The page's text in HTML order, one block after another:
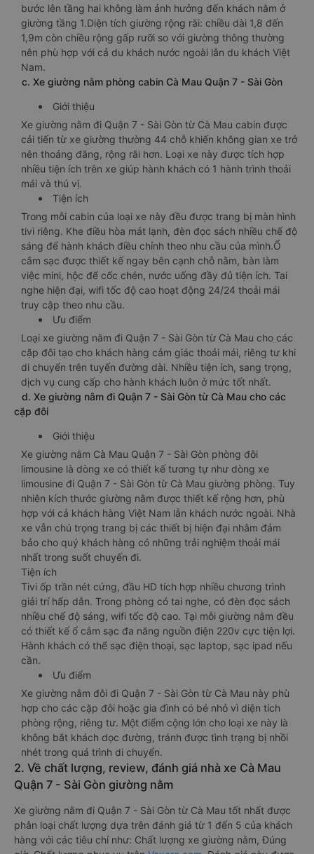
bước lên tầng hai không làm ảnh hưởng đến khách nằm ở
giường tầng 1.Diện tích giường rộng rãi: chiều dài 1,8 đến
1,9m còn chiều rộng gấp rưỡi so với giường thông thường
nên phù hợp với cả du khách nước ngoài lẫn du khách Việt
Nam.
c. Xe giường nằm phòng cabin Cà Mau Quận 7 - Sài Gòn
Giới thiệu
Xe giường nằm đi Quận 7 - Sài Gòn từ Cà Mau cabin được
cải tiến từ xe giường thường 44 chỗ khiến không gian xe trở
nên thoáng đãng, rộng rãi hơn. Loại xe này được tích hợp
nhiều tiện ích trên xe giúp hành khách có 1 hành trình thoải
mái và thú vị.
Tiện ích
Trong mỗi cabin của loại xe này đều được trang bị màn hình
tivi riêng. Khe điều hòa mát lạnh, đèn đọc sách nhiều chế độ
sáng để hành khách điều chỉnh theo nhu cầu của mình.Ổ
cắm sạc được thiết kế ngay bên cạnh chỗ nằm, bàn làm
việc mini, hộc để cốc chén, nước uống đầy đủ tiện ích. Tai
nghe hiện đại, wifi tốc độ cao hoạt động 24/24 thoải mái
truy cập theo nhu cầu.
Ưu điểm
Loại xe giường nằm đi Quận 7 - Sài Gòn từ Cà Mau cho các
cặp đôi tạo cho khách hàng cảm giác thoải mái, riêng tư khi
di chuyển trên tuyến đường dài. Nhiều tiện ích, sang trọng,
dịch vụ cung cấp cho hành khách luôn ở mức tốt nhất.
d. Xe giường nằm đi Quận 7 - Sài Gòn từ Cà Mau cho các
cặp đôi
Giới thiệu
Xe giường nằm Cà Mau Quận 7 - Sài Gòn phòng đôi
limousine là dòng xe có thiết kế tương tự như dòng xe
limousine đi Quận 7 - Sài Gòn từ Cà Mau giường phòng. Tuy
nhiên kích thước giường nằm được thiết kế rộng hơn, phù
hợp với cả khách hàng Việt Nam lẫn khách nước ngoài. Nhà
xe vẫn chú trọng trang bị các thiết bị hiện đại nhằm đảm
bảo cho quý khách hàng có những trải nghiệm thoải mái
nhất trong suốt chuyến đi.
Tiện ích
Tivi ốp trần nét cứng, đầu HD tích hợp nhiều chương trình
giải trí hấp dẫn. Trong phòng có tai nghe, có đèn đọc sách
nhiều chế độ sáng, wifi tốc độ cao. Tại mỗi giường nằm đều
có thiết kế ổ cắm sạc đa năng nguồn điện 220v cực tiện lợi.
Hành khách có thể sạc điện thoại, sạc laptop, sạc ipad nếu
cần.
Ưu điểm
Xe giường nằm đôi đi Quận 7 - Sài Gòn từ Cà Mau này phù
hợp cho các cặp đôi hoặc gia đình có bé nhỏ vì diện tích
phòng rộng, riêng tư. Một điểm cộng lớn cho loại xe này là
không bắt khách dọc đường, tránh được tình trạng bị nhồi
nhét trong quá trình di chuyển.
2. Về chất lượng, review, đánh giá nhà xe Cà Mau
Quận 7 - Sài Gòn giường nằm
Xe giường nằm đi Quận 7 - Sài Gòn từ Cà Mau tốt nhất được
phân loại chất lượng dựa trên đánh giá từ 1 đến 5 của khách
hàng với các tiêu chí như: Chất lượng xe giường nằm, Đúng